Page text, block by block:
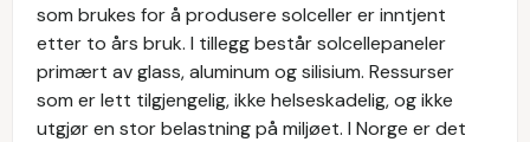
som brukes for å produsere solceller er inntjent
etter to års bruk. I tillegg består solcellepaneler
primært av glass, aluminum og silisium. Ressurser
som er lett tilgjengelig, ikke helseskadelig, og ikke
utgjør en stor belastning på miljøet. I Norge er det